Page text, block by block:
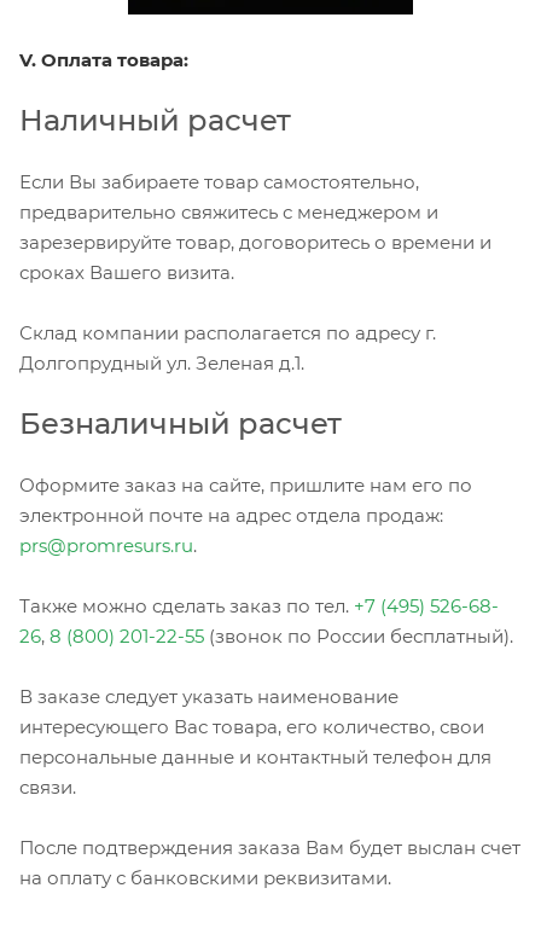
V. Оплата товара:
Наличный расчет
Если Вы забираете товар самостоятельно,
предварительно свяжитесь с менеджером и
зарезервируйте товар, договоритесь о времени и
сроках Вашего визита.
Склад компании располагается по адресу г.
Долгопрудный ул. Зеленая д.1.
Безналичный расчет
Оформите заказ на сайте, пришлите нам его по
электронной почте на адрес отдела продаж:
prs@promresurs.ru.
Также можно сделать заказ по тел. +7 (495) 526-68-
26, 8 (800) 201-22-55 (звонок по России бесплатный).
В заказе следует указать наименование
интересующего Вас товара, его количество, свои
персональные данные и контактный телефон для
связи.
После подтверждения заказа Вам будет выслан счет
на оплату с банковскими реквизитами.